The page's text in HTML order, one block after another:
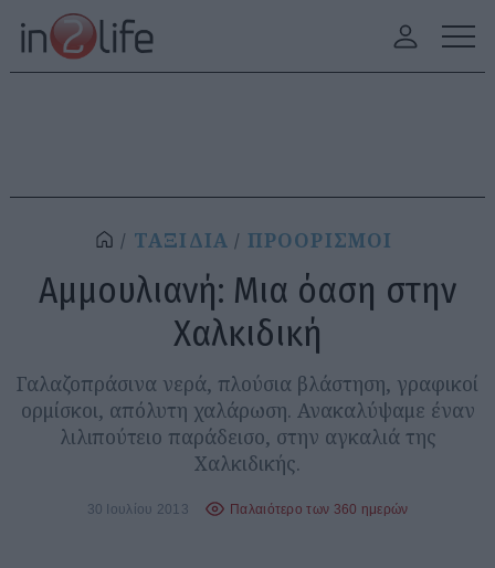
ΤΑΞΙΔΙΑ ΠΡΟΟΡΙΣΜΟΙ
Αμμουλιανή: Μια όαση στην
Χαλκιδική
Γαλαζοπράσινα νερά, πλούσια βλάστηση, γραφικοί
ορμίσκοι, απόλυτη χαλάρωση. Ανακαλύψαμε έναν
λιλιπούτειο παράδεισο, στην αγκαλιά της
Χαλκιδικής.
30 Ιουλίου 2013 Παλαιότερο των 360 ημερών